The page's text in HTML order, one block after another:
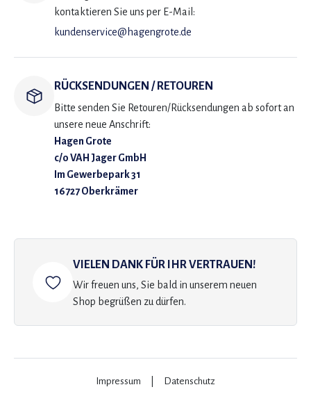
kontaktieren Sie uns per E-Mail:
kundenservice@hagengrote.de
RÜCKSENDUNGEN / RETOUREN
Bitte senden Sie Retouren/Rücksendungen ab sofort an
unsere neue Anschrift:
Hagen Grote
c/o VAH Jager GmbH
Im Gewerbepark 31
16727 Oberkrämer
VIELEN DANK FÜR IHR VERTRAUEN!
Wir freuen uns, Sie bald in unserem neuen
Shop begrüßen zu dürfen.
Impressum Datenschutz